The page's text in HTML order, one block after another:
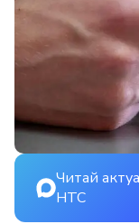
Читай
НТС